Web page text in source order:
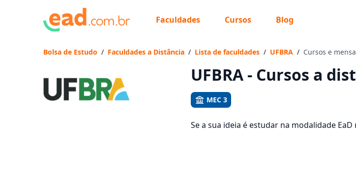
Faculdades Cursos Blog
Vamos te guiar no caminho ideal para seus
Bolsa de Estudo / Faculdades a Distância / Lista de faculdades / UFBRA / Cursos e
UFBRA - Cursos a
MEC 3
Se a sua ideia é estudar na modalidade